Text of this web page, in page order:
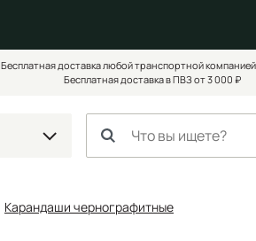
Бесплатная доставка любой транспортной
Бесплатная доставка в ПВЗ от 3 000 ₽
Карандаши чернографитные